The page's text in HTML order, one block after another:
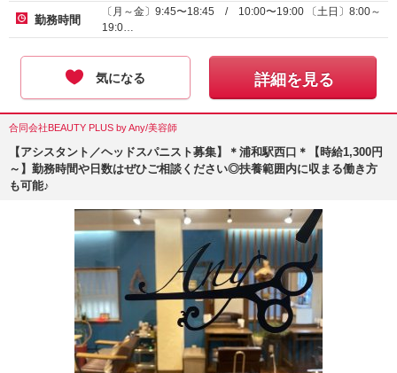
業務委託
勤務時間
〔月～金〕9:45〜18:45 / 10:00〜19:00 〔土日〕8:00～
19:0…
気になる 詳細を見る
合同会社BEAUTY PLUS by Any/美容師
【アシスタント／ヘッドスパニスト募集】＊浦和駅西口＊【時給1,300円
～】勤務時間や日数はぜひご相談ください◎扶養範囲内に収まる働き方
も可能♪